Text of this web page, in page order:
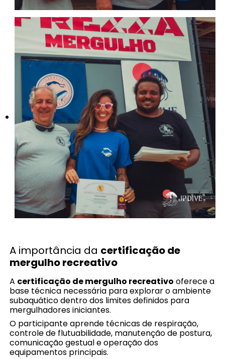
A importância da certificação de
mergulho recreativo
A certificação de mergulho recreativo oferece a
base técnica necessária para explorar o ambiente
subaquático dentro dos limites definidos para
mergulhadores iniciantes.
O participante aprende técnicas de respiração,
controle de flutuabilidade, manutenção de postura,
comunicação gestual e operação dos
equipamentos principais.